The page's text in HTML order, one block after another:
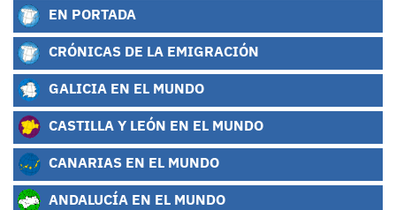
EN PORTADA
CRÓNICAS DE LA EMIGRACIÓN
GALICIA EN EL MUNDO
CASTILLA Y LEÓN EN EL MUNDO
CANARIAS EN EL MUNDO
ANDALUCÍA EN EL MUNDO